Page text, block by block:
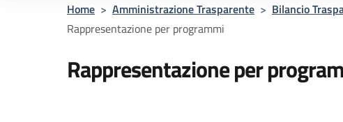
Home > Amministrazione Trasparente > Bilancio
Rappresentazione per programmi
Rappresentazione per